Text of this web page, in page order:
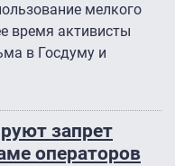
мелкого
время активисты
в Госдуму и
запрет
операторов